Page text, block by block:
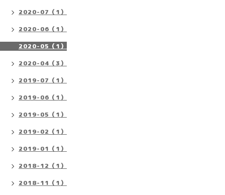
2020-07（1）
2020-06（1）
2020-05（1）
2020-04（3）
2019-07（1）
2019-06（1）
2019-05（1）
2019-02（1）
2019-01（1）
2018-12（1）
2018-11（1）